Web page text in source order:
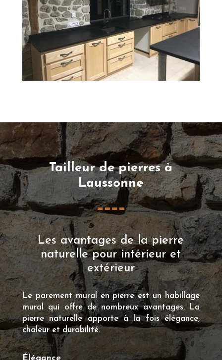
Tailleur de pierres à
Laussonne
Les avantages de la pierre
naturelle pour intérieur et
extérieur
Le parement mural en pierre est un habillage
mural qui offre de nombreux avantages. La
pierre naturelle apporte à la fois élégance,
chaleur et durabilité.
Élégance